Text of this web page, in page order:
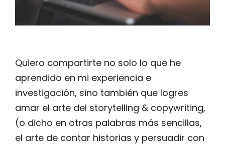
Quiero compartirte no solo lo que he
aprendido en mi experiencia e
investigación, sino también que logres
amar el arte del storytelling & copywriting,
(o dicho en otras palabras más sencillas,
el arte de contar historias y persuadir con